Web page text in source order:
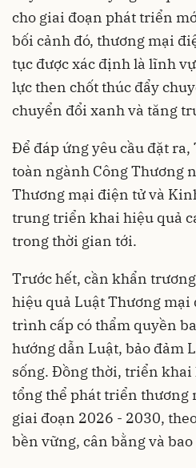
cho giai đoạn phát triển
bối cảnh đó, thương mại
tục được xác định là lĩnh
lực then chốt thúc đẩy
chuyển đổi xanh và tăng
Để đáp ứng yêu cầu đặt
toàn ngành Công Thương
Thương mại điện tử và
trung triển khai hiệu quả
trong thời gian tới.
Trước hết, cần khẩn
hiệu quả Luật Thương mại
trình cấp có thẩm quyền
hướng dẫn Luật, bảo đảm
sống. Đồng thời, triển khai
tổng thể phát triển thương
giai đoạn 2026 - 2030,
bền vững, cân bằng và